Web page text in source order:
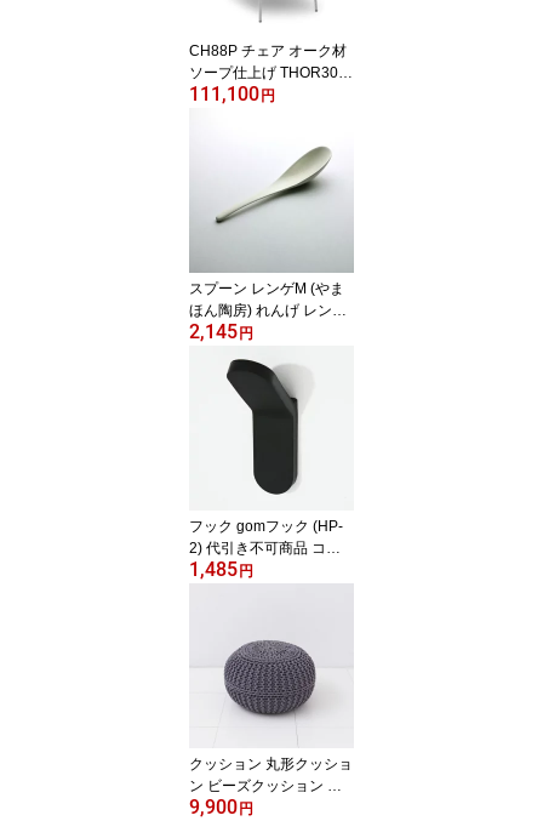
CH88P チェア オーク材
ソープ仕上げ THOR301
ステンレス脚【国内在庫
【送料無料】【代引不可
商品】【P1倍】8／11 1:
59迄 【ポイント1倍】
111,100 円
スプーン レンゲM (やま
ほん陶房) れんげ レンゲ
蓮華 食器 かわいい 可愛
ンプル ホワイト 白 陶器
和食器 和風 雑貨 カトラ
リー 取り分け ナチュラ
ル カフェ【P5倍】8／11
2,145 円
フック gomフック (HP-
2) 代引き不可商品 コー
ト掛け 壁 ゴム 引っ掛け
ントランス コート 上着
バッグ【P5倍】8／11 1:
59迄 【ポイント5倍】
1,485 円
クッション 丸形クッショ
ン ビーズクッション ニ
ットプフ クッション L 5
9,900 円